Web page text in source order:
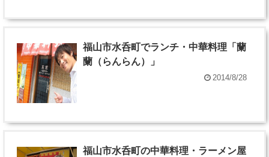
福山市水呑町でランチ・中華料理「蘭
蘭（らんらん）」
2014/8/28
福山市水呑町の中華料理・ラーメン屋